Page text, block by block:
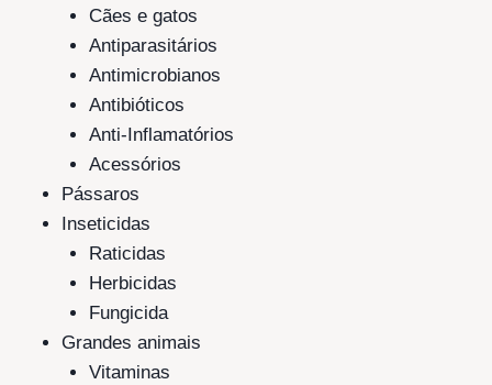
Cães e gatos
Antiparasitários
Antimicrobianos
Antibióticos
Anti-Inflamatórios
Acessórios
Pássaros
Inseticidas
Raticidas
Herbicidas
Fungicida
Grandes animais
Vitaminas